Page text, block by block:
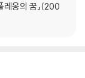
레옹의 꿈』(200